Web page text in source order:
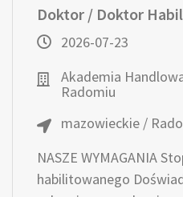
Doktor / Doktor
2026-07-23
Akademia
Radomiu
mazowieckie /
NASZE WYMAGANIA
habilitowanego